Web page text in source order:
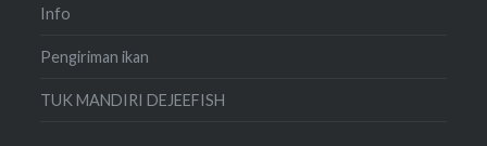
Info
Pengiriman ikan
TUK MANDIRI DEJEEFISH